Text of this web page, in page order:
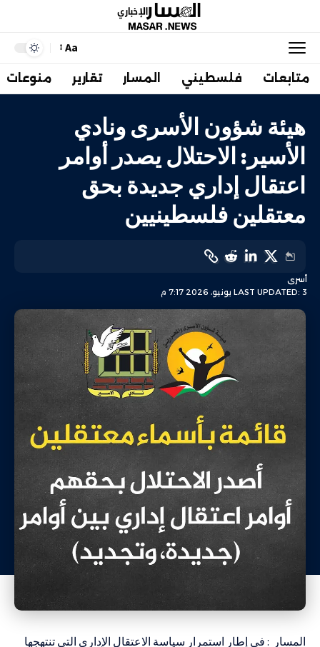
Aa
متابعات فلسطيني المسار تقارير منوعات
هيئة شؤون الأسرى ونادي
الأسير: الاحتلال يصدر أوامر
اعتقال إداري جديدة بحق
معتقلين فلسطينيين
LAST UPDATED: 3 يونيو، 2026 7:17 م
أسرى
المسار : في إطار استمرار سياسة الاعتقال الإداري التي تنتهجها